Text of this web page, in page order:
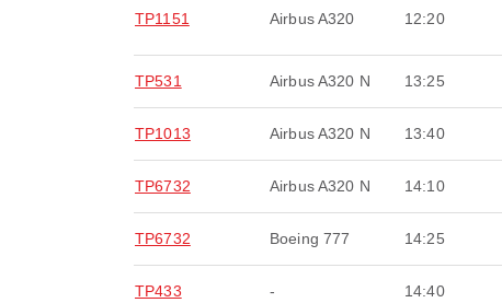
TP1151 Airbus A320 12:20
TP531 Airbus A320 N 13:25
TP1013 Airbus A320 N 13:40
TP6732 Airbus A320 N 14:10
TP6732 Boeing 777 14:25
TP433 - 14:40